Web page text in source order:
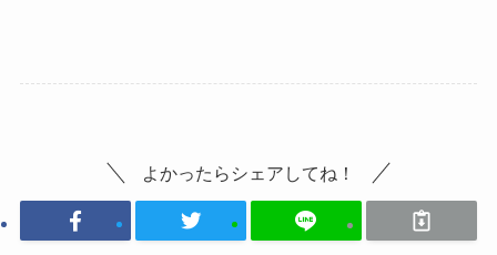
よかったらシェアしてね！